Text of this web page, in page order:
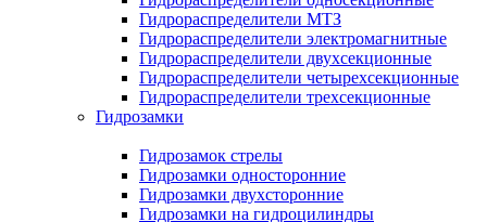
Гидрораспределители МТЗ
Гидрораспределители электромагнитные
Гидрораспределители двухсекционные
Гидрораспределители четырехсекционные
Гидрораспределители трехсекционные
Гидрозамки
Гидрозамок стрелы
Гидрозамки односторонние
Гидрозамки двухсторонние
Гидрозамки на гидроцилиндры